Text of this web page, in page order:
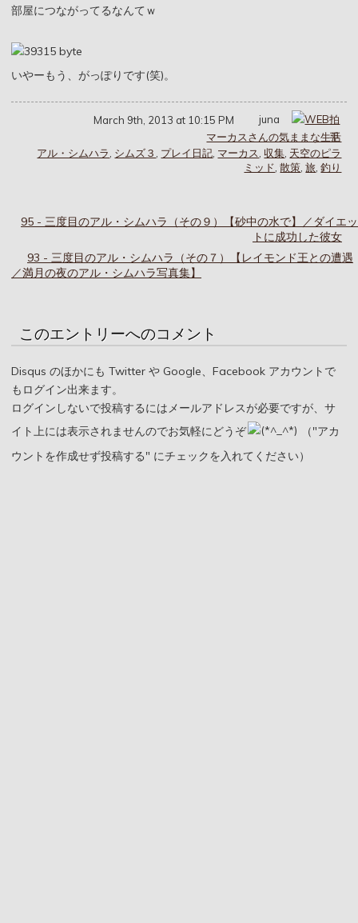
部屋につながってるなんてｗ
いやーもう、がっぽりです(笑)。
March 9th, 2013 at 10:15 PM
juna
マーカスさんの気ままな生活
アル・シムハラ シムズ３ プレイ日記 マーカス 収集 天空のピラ
ミッド ,散策 ,旅 ,釣り
95 - 三度目のアル・シムハラ（その９）【砂中の水で】／ダイエッ
トに成功した彼女
93 - 三度目のアル・シムハラ（その７）【レイモンド王との遭遇
／満月の夜のアル・シムハラ写真集】
このエントリーへのコメント
Disqus のほかにも Twitter や Google、Facebook アカウントで
もログイン出来ます。
ログインしないで投稿するにはメールアドレスが必要ですが、サ
イト上には表示されませんのでお気軽にどうぞ
（"アカ
ウントを作成せず投稿する" にチェックを入れてください）